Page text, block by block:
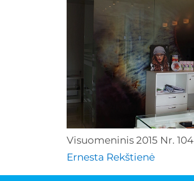
Visuomeninis 2015 Nr. 104
Ernesta Rekštienė